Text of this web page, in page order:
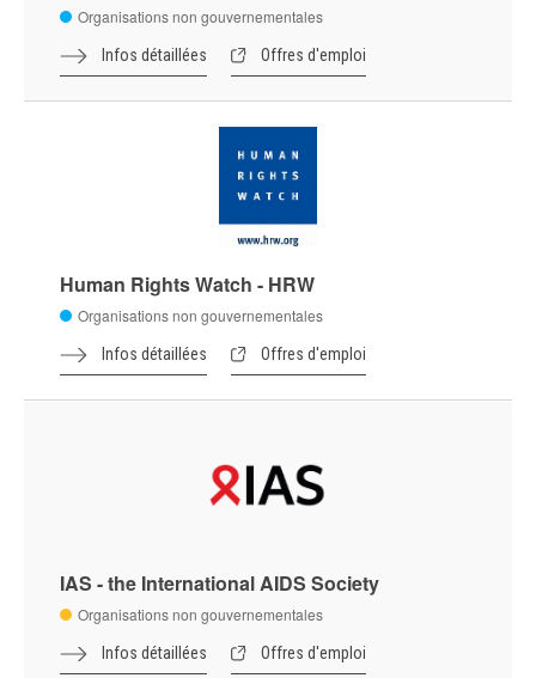
Organisations non gouvernementales
Infos détaillées Offres d'emploi
Human Rights Watch - HRW
Organisations non gouvernementales
Infos détaillées Offres d'emploi
IAS - the International AIDS Society
Organisations non gouvernementales
Infos détaillées Offres d'emploi